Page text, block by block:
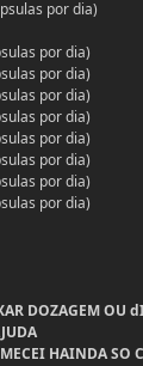
por dia)
por dia)
por dia)
por dia)
por dia)
por dia)
por dia)
por dia)
por dia)
DOZAGEM OU
HAINDA SO